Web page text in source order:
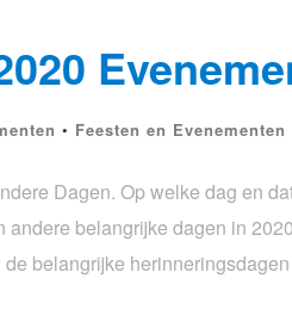
• Feesten en Evenementen
Dagen. Op welke dag en
belangrijke dagen in
belangrijke